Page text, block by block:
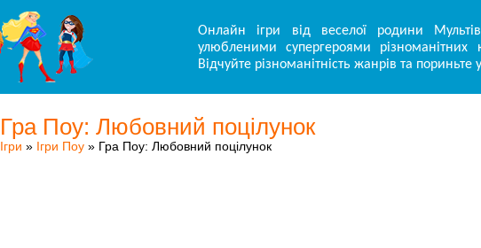
Онлайн ігри від веселої родини
улюбленими супергероями різноманітних
Відчуйте різноманітність жанрів та пориньте
Гра Поу: Любовний поцілунок
Ігри » Ігри Поу » Гра Поу: Любовний поцілунок